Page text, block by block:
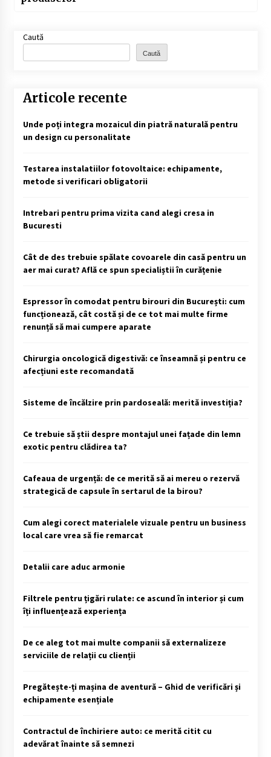
Caută
Caută
Articole recente
Unde poți integra mozaicul din piatră naturală pentru
un design cu personalitate
Testarea instalatiilor fotovoltaice: echipamente,
metode si verificari obligatorii
Intrebari pentru prima vizita cand alegi cresa in
Bucuresti
Cât de des trebuie spălate covoarele din casă pentru un
aer mai curat? Află ce spun specialiștii în curățenie
Espressor în comodat pentru birouri din București: cum
funcționează, cât costă și de ce tot mai multe firme
renunță să mai cumpere aparate
Chirurgia oncologică digestivă: ce înseamnă și pentru ce
afecțiuni este recomandată
Sisteme de încălzire prin pardoseală: merită investiția?
Ce trebuie să știi despre montajul unei fațade din lemn
exotic pentru clădirea ta?
Cafeaua de urgență: de ce merită să ai mereu o rezervă
strategică de capsule în sertarul de la birou?
Cum alegi corect materialele vizuale pentru un business
local care vrea să fie remarcat
Detalii care aduc armonie
Filtrele pentru țigări rulate: ce ascund în interior și cum
îți influențează experiența
De ce aleg tot mai multe companii să externalizeze
serviciile de relații cu clienții
Pregătește-ți mașina de aventură – Ghid de verificări și
echipamente esențiale
Contractul de închiriere auto: ce merită citit cu
adevărat înainte să semnezi